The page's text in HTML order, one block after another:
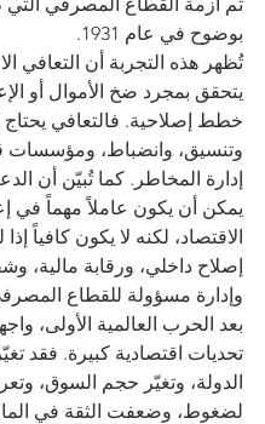
بوضوح في عام 1931.
تُظهر هذه التجربة أن التعافي
يتحقق بمجرد ضخ الأموال أو
خطط إصلاحية. فالتعافي يحتاج
وتنسيق، وانضباط، ومؤسسات
إدارة المخاطر. كما تُبيّن أن
يمكن أن يكون عاملاً مهماً في
الاقتصاد، لكنه لا يكون كافياً
إصلاح داخلي، ورقابة مالية،
وإدارة مسؤولة للقطاع
بعد الحرب العالمية الأولى،
تحديات اقتصادية كبيرة. فقد
الدولة، وتغيّر حجم السوق،
لضغوط، وضعفت الثقة في